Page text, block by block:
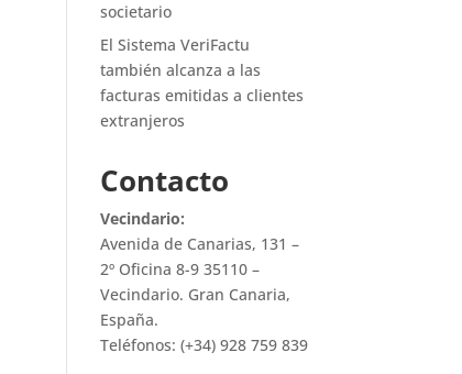
societario
El Sistema VeriFactu
también alcanza a las
facturas emitidas a clientes
extranjeros
Contacto
Vecindario:
Avenida de Canarias, 131 –
2º Oficina 8-9 35110 –
Vecindario. Gran Canaria,
España.
Teléfonos: (+34) 928 759 839